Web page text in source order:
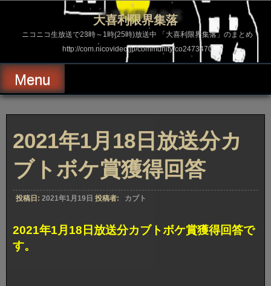
ス
ッ
プ
大喜利限界集落
ニコニコ生放送で23時～1時(25時)放送中 「大喜利限界集落」のまとめ
http://com.nicovideo.jp/community/co2473470
Menu
2021年1月18日放送分カ
ブトボケ賞獲得回答
投稿日: 2021年1月19日 投稿者: カブト
2021年1月18日放送分カブトボケ賞獲得回答で
す。